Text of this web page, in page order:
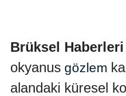
Brüksel Haberleri
okyanus gözlem
alandaki küresel